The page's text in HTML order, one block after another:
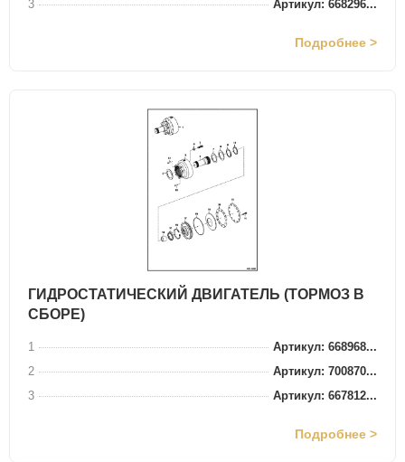
3 Артикул: 668296...
Подробнее >
ГИДРОСТАТИЧЕСКИЙ ДВИГАТЕЛЬ (ТОРМОЗ В
СБОРЕ)
1
Артикул: 668968...
2
Артикул: 700870...
3
Артикул: 667812...
Подробнее >